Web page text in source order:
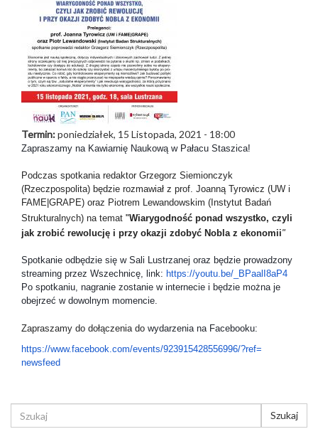
Termin:poniedziałek, 15 Listopada, 2021 - 18:00
Zapraszamy na Kawiarnię Naukową w Pałacu Staszica!
Podczas spotkania redaktor Grzegorz Siemionczyk
(Rzeczpospolita) będzie rozmawiał z prof. Joanną Tyrowicz (UW i
FAME|GRAPE) oraz Piotrem Lewandowskim (Instytut Badań
Strukturalnych) na temat "Wiarygodność ponad wszystko, czyli
jak zrobić rewolucję i przy okazji zdobyć Nobla z ekonomii"
Spotkanie odbędzie się w Sali Lustrzanej oraz będzie prowadzony
streaming przez Wszechnicę, link: https://youtu.be/_BPaalI8aP4
Po spotkaniu, nagranie zostanie w internecie i będzie można je
obejrzeć w dowolnym momencie.
Zapraszamy do dołączenia do wydarzenia na Facebooku:
https://www.facebook.com/events/923915428556996/?ref=
newsfeed
FORMULARZ
WYSZUKIWANIA
Szukaj